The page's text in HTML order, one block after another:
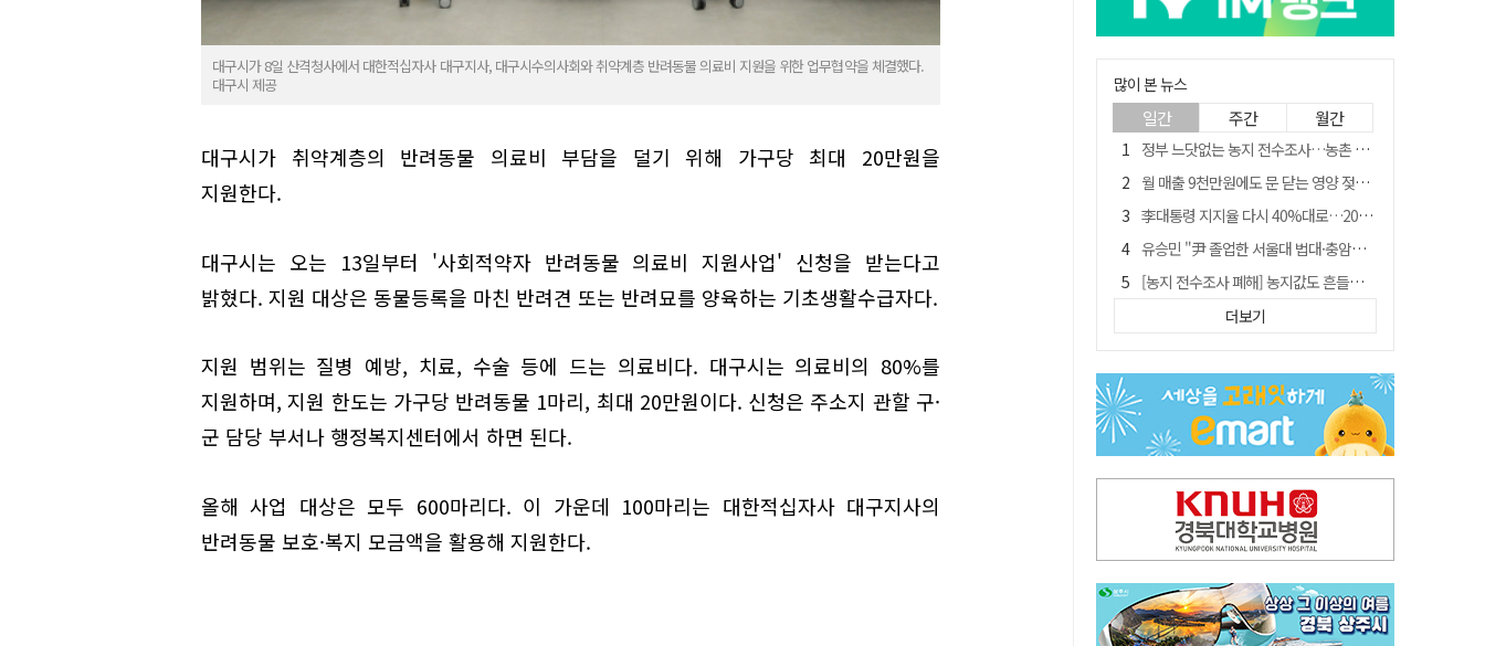
대구시가 8일 산격청사에서 대한적십자사 대구지사, 대구시수의사회와 취약계층 반려동물 의료비 지원을 위한 업무협약을 체결했다.
대구시 제공
대구시가 취약계층의 반려동물 의료비 부담을 덜기 위해 가구당 최대 20만원을
지원한다.
대구시는 오는 13일부터 '사회적약자 반려동물 의료비 지원사업' 신청을 받는다고
밝혔다. 지원 대상은 동물등록을 마친 반려견 또는 반려묘를 양육하는 기초생활수급자다.
지원 범위는 질병 예방, 치료, 수술 등에 드는 의료비다. 대구시는 의료비의 80%를
지원하며, 지원 한도는 가구당 반려동물 1마리, 최대 20만원이다. 신청은 주소지 관할 구·
군 담당 부서나 행정복지센터에서 하면 된다.
올해 사업 대상은 모두 600마리다. 이 가운데 100마리는 대한적십자사 대구지사의
반려동물 보호·복지 모금액을 활용해 지원한다.
많이 본 뉴스
일간 주간 월간
정부 느닷없는 농지 전수조사…농촌 들쑤시는 '경자유전'의 칼날
월 매출 9천만원에도 문 닫는 영양 젖소농장… "일할 사람이 없어"
李대통령 지지율 다시 40%대로…20대는 18.8%p 급락
유승민 "尹 졸업한 서울대 법대·충암고도 없애야"…李 육사 통합 직격
[농지 전수조사 폐해] 농지값도 흔들리나…"도지 막히면 헐값 매물 나올 수도"
지역활성화 펀드 9호…포항 AI 데이터센터에 6천억 투입
경북 영천시, 9월부터 11월까지 반값 여행 혜택 제공
[농지 전수조사 폐해] '쌀 받고 논 내 준' 도지농 이제 어쩌나?
아쉬운 태클
더보기